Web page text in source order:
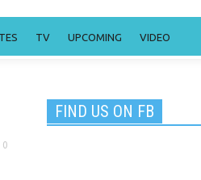
TV UPCOMING VIDEO
0
FIND US ON FB